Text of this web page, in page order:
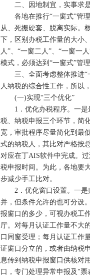
二、因地制宜，实事求是
各地在推行“一窗式”管理
从、死搬硬套、脱离实际。
下，区别办税工作量的大小
人”、“一窗二人”、“一窗一
模式，必须达到“一窗式”管
三、全面考虑整体推进“
人纳税的综合性工作，所以
(一)实现“三个优化”
1．优化办税程序。一是
税、纳税申报三个环节，简
宽，审批程序尽量简化到最
式的纳税人，其比对严格按
对应在丁AIS软件中完成。
税申报时间。为此，各地要
步减少手工比对。
2．优化窗口设置。一是
并，但条件允许的也可分设
报窗口的多少，可视办税工
厅。对每月认证工作量不大
口同窗受理；每月认证工作
证窗口分立的，或者由纳税
息传到纳税申报窗口供核对
口，专门处理异常申报及"